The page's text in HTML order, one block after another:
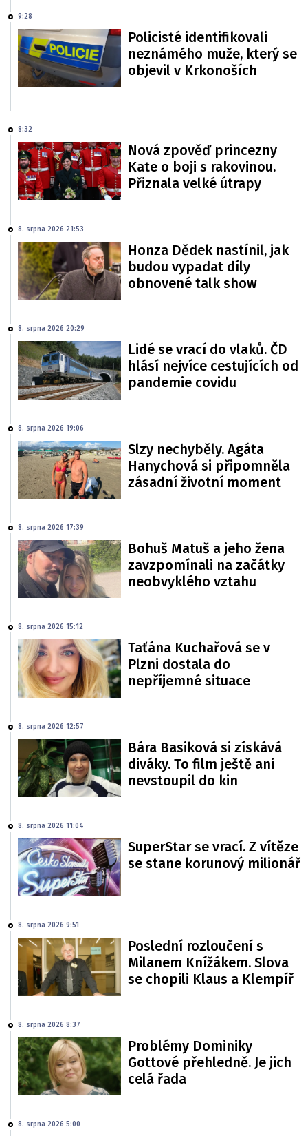
9:28
Policisté identifikovali
neznámého muže, který se
objevil v Krkonoších
8:32
Nová zpověď princezny
Kate o boji s rakovinou.
Přiznala velké útrapy
8. srpna 2026 21:53
Honza Dědek nastínil, jak
budou vypadat díly
obnovené talk show
8. srpna 2026 20:29
Lidé se vrací do vlaků. ČD
hlásí nejvíce cestujících od
pandemie covidu
8. srpna 2026 19:06
Slzy nechyběly. Agáta
Hanychová si připomněla
zásadní životní moment
8. srpna 2026 17:39
Bohuš Matuš a jeho žena
zavzpomínali na začátky
neobvyklého vztahu
8. srpna 2026 15:12
Taťána Kuchařová se v
Plzni dostala do
nepříjemné situace
8. srpna 2026 12:57
Bára Basiková si získává
diváky. To film ještě ani
nevstoupil do kin
8. srpna 2026 11:04
SuperStar se vrací. Z vítěze
se stane korunový milionář
8. srpna 2026 9:51
Poslední rozloučení s
Milanem Knížákem. Slova
se chopili Klaus a Klempíř
8. srpna 2026 8:37
Problémy Dominiky
Gottové přehledně. Je jich
celá řada
8. srpna 2026 5:00